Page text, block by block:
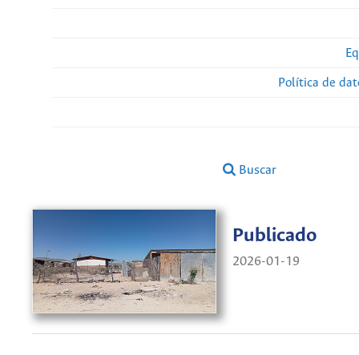
Política de
Buscar
Publicado
2026-01-19